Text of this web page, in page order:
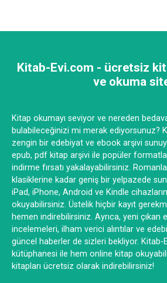
Kitab-Evi.com - ücretsiz
ve okuma
Kitap okumayı seviyor ve nereden
bulabileceğinizi mi merak ediyorsunuz?
zengin bir edebiyat ve ebook arşivi
epub, pdf kitap arşivi ile popüler
indirme fırsatı yakalayabilirsiniz.
klasiklerine kadar geniş bir yelpazede
iPad, iPhone, Android ve Kindle
okuyabilirsiniz. Üstelik hiçbir kayıt
hemen indirebilirsiniz. Ayrıca, yeni çıkan
incelemeleri, ilham verici alıntılar ve
güncel haberler de sizleri bekliyor.
kütüphanesi ile hem online kitap
kitapları ücretsiz olarak indirebilirsiniz!